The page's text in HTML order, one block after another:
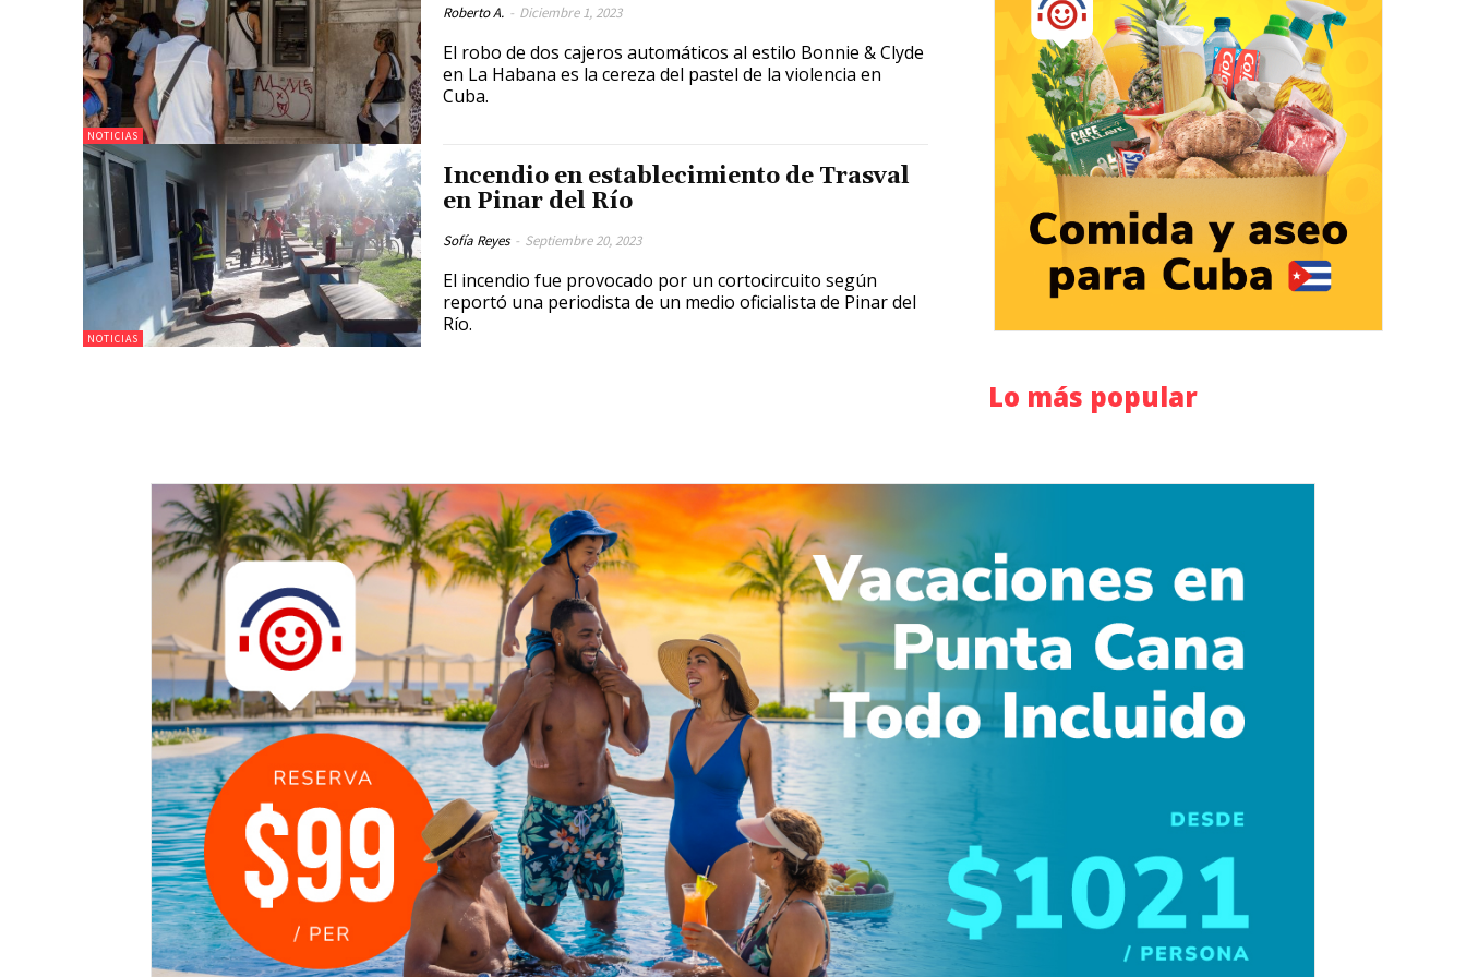
NOTICIAS
Roberto A. - Diciembre 1, 2023
El robo de dos cajeros automáticos al estilo Bonnie & Clyde
en La Habana es la cereza del pastel de la violencia en
Cuba.
NOTICIAS
Incendio en establecimiento de Trasval
en Pinar del Río
Sofía Reyes - Septiembre 20, 2023
El incendio fue provocado por un cortocircuito según
reportó una periodista de un medio oficialista de Pinar del
Río.
Lo más popular